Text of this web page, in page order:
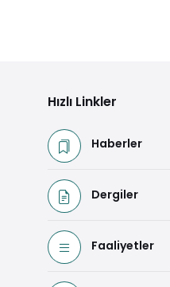
Hızlı Linkler
Haberler
Dergiler
Faaliyetler